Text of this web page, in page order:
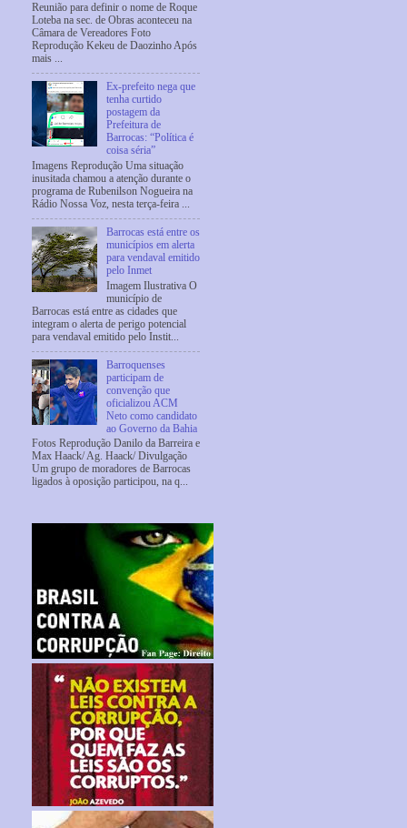
Reunião para definir o nome de Roque
Loteba na sec. de Obras aconteceu na
Câmara de Vereadores Foto
Reprodução Kekeu de Daozinho Após
mais ...
Ex-prefeito nega que
tenha curtido
postagem da
Prefeitura de
Barrocas: “Política é
coisa séria”
Imagens Reprodução Uma situação
inusitada chamou a atenção durante o
programa de Rubenilson Nogueira na
Rádio Nossa Voz, nesta terça-feira ...
Barrocas está entre os
municípios em alerta
para vendaval emitido
pelo Inmet
Imagem Ilustrativa O
município de
Barrocas está entre as cidades que
integram o alerta de perigo potencial
para vendaval emitido pelo Instit...
Barroquenses
participam de
convenção que
oficializou ACM
Neto como candidato
ao Governo da Bahia
Fotos Reprodução Danilo da Barreira e
Max Haack/ Ag. Haack/ Divulgação
Um grupo de moradores de Barrocas
ligados à oposição participou, na q...